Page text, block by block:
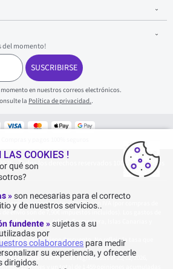
del momento!
SUSCRIBIRSE
en nuestros correos electrónicos.
la Política de privacidad..
- Todos los derechos reservados 1001Neumaticos
compra superior o igual a 70€ con IVA (por compras de
de envío son de 7,90€ impuestos incluidos). Los gastos de
Islas Baleares, Isla de Formentera, Islas Canarias y
fabricante no tiene descuento. No refleja la tasa que
sitio web.
de Opiniones Verificadas registradas el 23/02/2026,
12 meses y un total de 1 459 opiniones acumuladas
LAS COOKIES !
qué son
»son necesarias para el correcto
y de nuestros servicios..
fundente » sujetas a su
por
colaboradores para medir
su experiencia, y ofrecerle
dirigidos.